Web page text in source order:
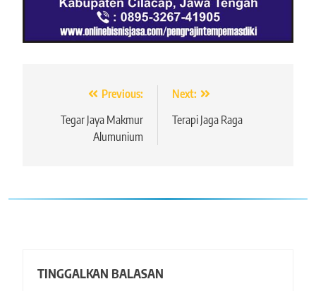
Navigasi Previous:
Tegar Jaya Makmur
Alumunium
Next:
Terapi Jaga Raga
TINGGALKAN BALASAN